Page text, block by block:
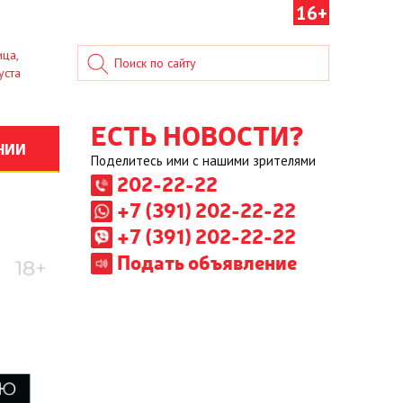
16+
ЕСТЬ НОВОСТИ?
Поделитесь ими с нашими зрителями
202-22-22
+7 (391) 202-22-22
+7 (391) 202-22-22
Подать объявление